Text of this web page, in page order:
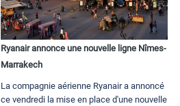
Ryanair annonce une nouvelle ligne Nîmes-
Marrakech
La compagnie aérienne Ryanair a annoncé
ce vendredi la mise en place d'une nouvelle